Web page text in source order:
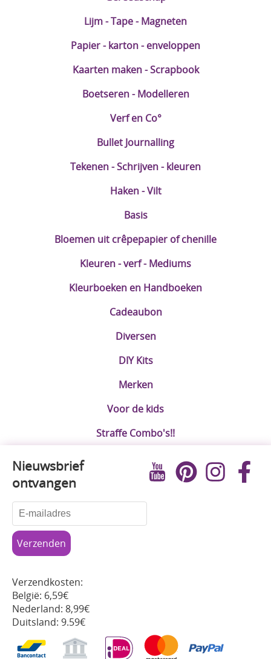
Lijm - Tape - Magneten
Papier - karton - enveloppen
Kaarten maken - Scrapbook
Boetseren - Modelleren
Verf en Co°
Bullet Journalling
Tekenen - Schrijven - kleuren
Haken - Vilt
Basis
Bloemen uit crêpepapier of chenille
Kleuren - verf - Mediums
Kleurboeken en Handboeken
Cadeaubon
Diversen
DIY Kits
Merken
Voor de kids
Straffe Combo's!!
Nieuwsbrief
ontvangen
Verzendkosten:
België: 6,59€
Nederland: 8,99€
Duitsland: 9.59€